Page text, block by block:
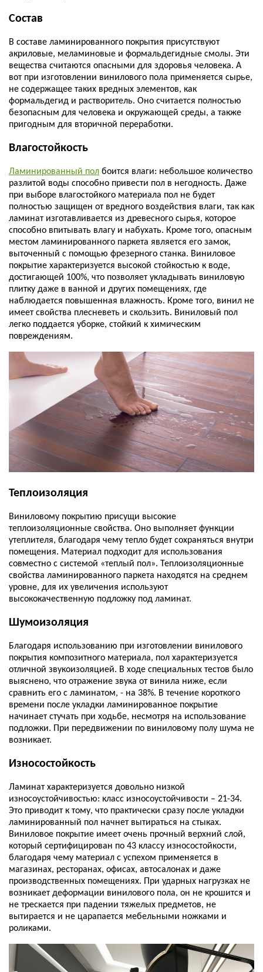
Состав
В составе ламинированного покрытия присутствуют
акриловые, меламиновые и формальдегидные смолы. Эти
вещества считаются опасными для здоровья человека. А
вот при изготовлении винилового пола применяется сырье,
не содержащее таких вредных элементов, как
формальдегид и растворитель. Оно считается полностью
безопасным для человека и окружающей среды, а также
пригодным для вторичной переработки.
Влагостойкость
Ламинированный пол боится влаги: небольшое количество
разлитой воды способно привести пол в негодность. Даже
при выборе влагостойкого материала пол не будет
полностью защищен от вредного воздействия влаги, так как
ламинат изготавливается из древесного сырья, которое
способно впитывать влагу и набухать. Кроме того, опасным
местом ламинированного паркета является его замок,
выточенный с помощью фрезерного станка. Виниловое
покрытие характеризуется высокой стойкостью к воде,
достигающей 100%, что позволяет укладывать виниловую
плитку даже в ванной и других помещениях, где
наблюдается повышенная влажность. Кроме того, винил не
имеет свойства плесневеть и скользить. Виниловый пол
легко поддается уборке, стойкий к химическим
повреждениям.
Теплоизоляция
Виниловому покрытию присущи высокие
теплоизоляционные свойства. Оно выполняет функции
утеплителя, благодаря чему тепло будет сохраняться внутри
помещения. Материал подходит для использования
совместно с системой «теплый пол». Теплоизоляционные
свойства ламинированного паркета находятся на среднем
уровне, для их увеличения используют
высококачественную подложку под ламинат.
Шумоизоляция
Благодаря использованию при изготовлении винилового
покрытия композитного материала, пол характеризуется
отличной звукоизоляцией. В ходе специальных тестов было
выяснено, что отражение звука от винила ниже, если
сравнить его с ламинатом, - на 38%. В течение короткого
времени после укладки ламинированное покрытие
начинает стучать при ходьбе, несмотря на использование
подложки. При передвижении по виниловому полу шума не
возникает.
Износостойкость
Ламинат характеризуется довольно низкой
износоустойчивостью: класс износоустойчивости – 21-34.
Это приводит к тому, что практически сразу после укладки
ламинированный пол начнет вытираться на стыках.
Виниловое покрытие имеет очень прочный верхний слой,
который сертифицирован по 43 классу износостойкости,
благодаря чему материал с успехом применяется в
магазинах, ресторанах, офисах, автосалонах и даже
производственных помещениях. При ударных нагрузках не
возникает деформации винилового пола, он не крошится и
не трескается при падении тяжелых предметов, не
вытирается и не царапается мебельными ножками и
роликами.